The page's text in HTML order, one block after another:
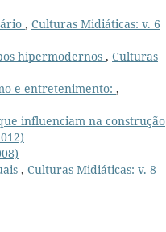
, Culturas Midiáticas: v. 6
hipermodernos , Culturas
e entretenimento: ,
influenciam na construção
, Culturas Midiáticas: v. 8